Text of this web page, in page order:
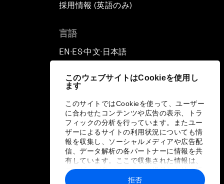
このウェブサイトはCookieを使用し
ます
このサイトではCookieを使って、ユーザー
に合わせたコンテンツや広告の表示、トラ
フィックの分析を行っています。またユー
ザーによるサイトの利用状況についても情
報を収集し、ソーシャルメディアや広告配
信、データ解析の各パートナーに情報を共
有しています。ここで収集された情報は、
ユーザーが各パートナーに提供した他の情
報や各パートナーのサービスを使用した際
拒否
採用情報 (英語のみ)
言語
EN ▪ES▪中文▪ 日本語